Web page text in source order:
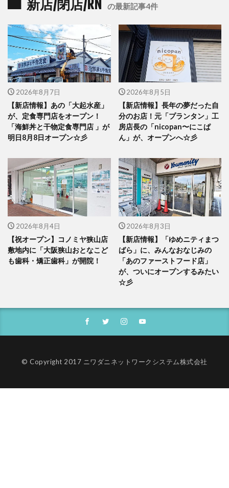
新店/閉店/RN の最新記事4件
2026年8月7日
【新店情報】あの「大起水産」
が、定食専門店をオープン！
「海鮮丼と干物定食専門店 」が
明日8月8日オープン☆彡
2026年8月5日
【新店情報】長年の夢だった自
分のお店！元「プランタン」工
房店長の「nicopan〜にこぱ
ん」が、オープンへ☆彡
2026年8月4日
【祝オープン】コノミヤ狭山店
敷地内に「大阪狭山おとなこど
も歯科・矯正歯科」が開院！
2026年8月3日
【新店情報】「ゆめニティまつ
ばら」に、みんなおなじみの
「あのファーストフード店」
が、ついにオープンするみたい
☆彡
© Copyright 2017 ニワダニネットワークシステム株式会社